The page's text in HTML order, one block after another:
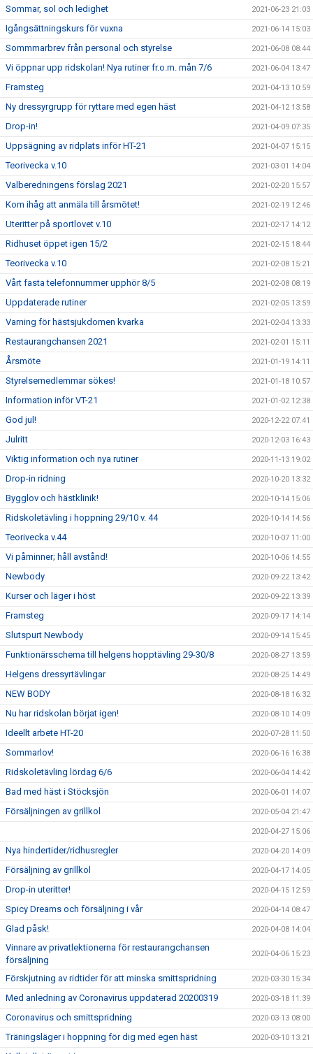
Sommar, sol och ledighet 2021-06-23 21:03
Igångsättningskurs för vuxna 2021-06-14 15:03
Sommmarbrev från personal och styrelse 2021-06-08 08:44
Vi öppnar upp ridskolan! Nya rutiner fr.o.m. mån 7/6 2021-06-04 13:47
Framsteg 2021-04-13 10:59
Ny dressyrgrupp för ryttare med egen häst 2021-04-12 13:58
Drop-in! 2021-04-09 07:35
Uppsägning av ridplats inför HT-21 2021-04-07 15:15
Teorivecka v.10 2021-03-01 14:04
Valberedningens förslag 2021 2021-02-20 15:57
Kom ihåg att anmäla till årsmötet! 2021-02-19 12:46
Uteritter på sportlovet v.10 2021-02-17 14:12
Ridhuset öppet igen 15/2 2021-02-15 18:44
Teorivecka v.10 2021-02-08 15:21
Vårt fasta telefonnummer upphör 8/5 2021-02-08 08:19
Uppdaterade rutiner 2021-02-05 13:59
Varning för hästsjukdomen kvarka 2021-02-04 13:33
Restaurangchansen 2021 2021-02-01 15:11
Årsmöte 2021-01-19 14:11
Styrelsemedlemmar sökes! 2021-01-18 10:57
Information inför VT-21 2021-01-02 12:38
God jul! 2020-12-22 07:41
Julritt 2020-12-03 16:43
Viktig information och nya rutiner 2020-11-13 19:02
Drop-in ridning 2020-10-20 13:32
Bygglov och hästklinik! 2020-10-14 15:06
Ridskoletävling i hoppning 29/10 v. 44 2020-10-14 14:56
Teorivecka v.44 2020-10-07 11:00
Vi påminner; håll avstånd! 2020-10-06 14:55
Newbody 2020-09-22 13:42
Kurser och läger i höst 2020-09-22 13:39
Framsteg 2020-09-17 14:14
Slutspurt Newbody 2020-09-14 15:45
Funktionärsschema till helgens hopptävling 29-30/8 2020-08-27 13:59
Helgens dressyrtävlingar 2020-08-25 14:49
NEW BODY 2020-08-18 16:32
Nu har ridskolan börjat igen! 2020-08-10 14:09
Ideellt arbete HT-20 2020-07-28 11:50
Sommarlov! 2020-06-16 16:38
Ridskoletävling lördag 6/6 2020-06-04 14:42
Bad med häst i Stöcksjön 2020-06-01 14:07
Försäljningen av grillkol 2020-05-04 21:47
2020-04-27 15:06
Nya hindertider/ridhusregler 2020-04-20 14:09
Försäljning av grillkol 2020-04-17 14:05
Drop-in uteritter! 2020-04-15 12:59
Spicy Dreams och försäljning i vår 2020-04-14 08:47
Glad påsk! 2020-04-08 14:04
Vinnare av privatlektionerna för restaurangchansen
försäljning
2020-04-06 15:23
Förskjutning av ridtider för att minska smittspridning 2020-03-30 15:34
Med anledning av Coronavirus uppdaterad 20200319 2020-03-18 11:39
Coronavirus och smittspridning 2020-03-13 08:00
Träningsläger i hoppning för dig med egen häst 2020-03-10 13:21